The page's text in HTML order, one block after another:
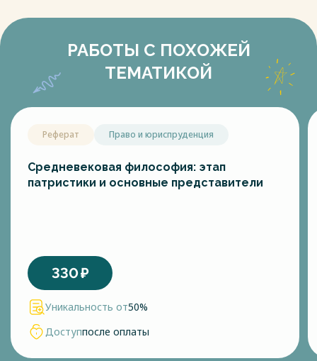
РАБОТЫ С ПОХОЖЕЙ
ТЕМАТИКОЙ
Реферат Право и юриспруденция
Средневековая философия: этап
патристики и основные представители
330₽
Уникальность от50%
Доступпосле оплаты